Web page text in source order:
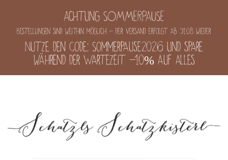
Achtung SOMMERPAUSE
Bestellungen sind weithin möglich - der Versand erfolgt ab 31.08 wieder
Nutze den Code: Sommerpause2026 und spare
während der Wartezeit -10% auf alles